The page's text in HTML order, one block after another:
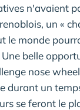
n'avaient
un «
le monde
belle
nose
durant un
se feront le